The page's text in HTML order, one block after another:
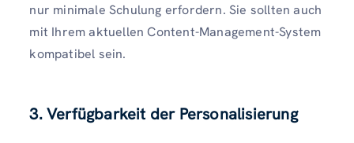
nur minimale Schulung erfordern. Sie sollten auch
mit Ihrem aktuellen Content-Management-System
kompatibel sein.
3. Verfügbarkeit der Personalisierung